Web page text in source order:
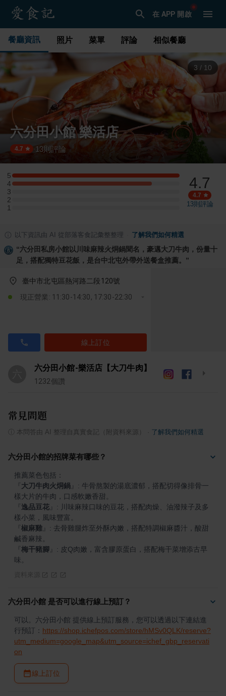
在 APP 開啟
餐廳資訊 照片 菜單 評論 相似餐廳
3 / 10
六分田小館 樂活店
4.7 · 13則評論
5
5 星：6 則評論
4
4 星：5 則評論
3
3 星：0 則評論
2
2 星：0 則評論
1
1 星：0 則評論
4.7
4.7
13則評論
以下資訊由 AI 從部落客食記彙整整理 了解我們如何精選
“六分田私房小館以川味麻辣火烔鍋聞名，豪邁大刀牛肉，份量十
足，搭配獨特豆花飯，是台中北屯外帶外送餐盒推薦。 ”
臺中市北屯區熱河路二段120號
現正營業: 11:30-14:30, 17:30-22:30
線上訂位
六分田小館-樂活店【大刀牛肉】
1232個讚
常見問題
本問答由 AI 整理自真實食記（附資料來源） 了解我們如何精選
六分田小館的招牌菜有哪些？
大刀牛肉火烔鍋
: 牛骨熬製的湯底濃郁，搭配切得像排骨一
逸品豆花
: 川味麻辣口味的豆花，搭配肉燥、油潑辣子及多
椒麻雞
: 去骨雞腿炸至外酥內嫩，搭配特調椒麻醬汁，酸甜
梅干豬腳
: 皮Q肉嫩，富含膠原蛋白，搭配梅干菜增添古早
味。
六分田小館 是否可以進行線上預訂？
可以。六分田小館 提供線上預訂服務，您可以透過以下連結進
行預訂： https://shop.ichefpos.com/store/hMSv0QLK/reserve?
utm_medium=google_map&utm_source=ichef_gbp_reservati
on
線上訂位